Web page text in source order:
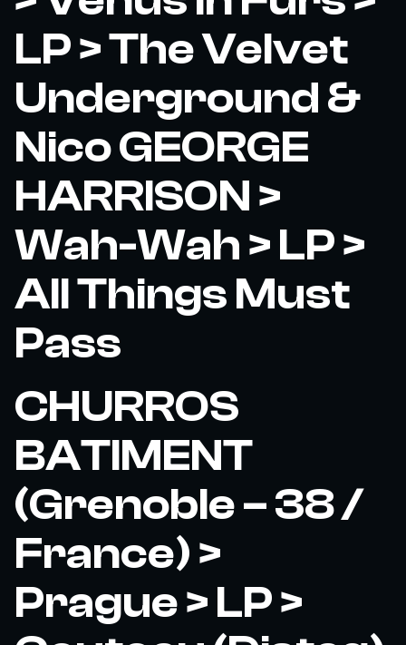
LP > The Velvet
Underground &
Nico GEORGE
HARRISON >
Wah-Wah > LP >
All Things Must
Pass
CHURROS
BATIMENT
(Grenoble – 38 /
France) >
Prague > LP >